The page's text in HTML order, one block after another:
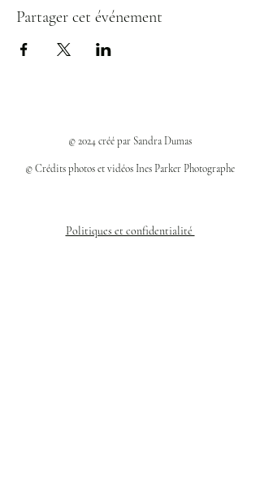
Partager cet événement
© 2024 créé par Sandra Dumas
© Crédits photos et vidéos Ines Parker Photographe
Politiques et confidentialité